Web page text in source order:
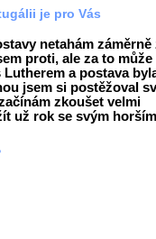
je pro Vás
netahám záměrně
proti, ale za to může
a postava
jsem si postěžoval
zkoušet velmi
už rok se svým